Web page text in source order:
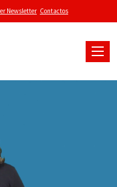
Newsletter Contactos
Toggle